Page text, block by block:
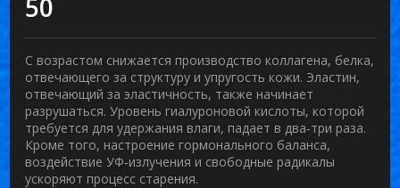
50
С возрастом снижается производство коллагена, белка,
отвечающего за структуру и упругость кожи. Эластин,
отвечающий за эластичность, также начинает
разрушаться. Уровень гиалуроновой кислоты, которой
требуется для удержания влаги, падает в два‑три раза.
Кроме того, настроение гормонального баланса,
воздействие УФ‑излучения и свободные радикалы
ускоряют процесс старения.